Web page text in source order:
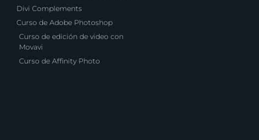
Divi Complements
Curso de Adobe Photoshop
Curso de edición de video con
Movavi
Curso de Affinity Photo